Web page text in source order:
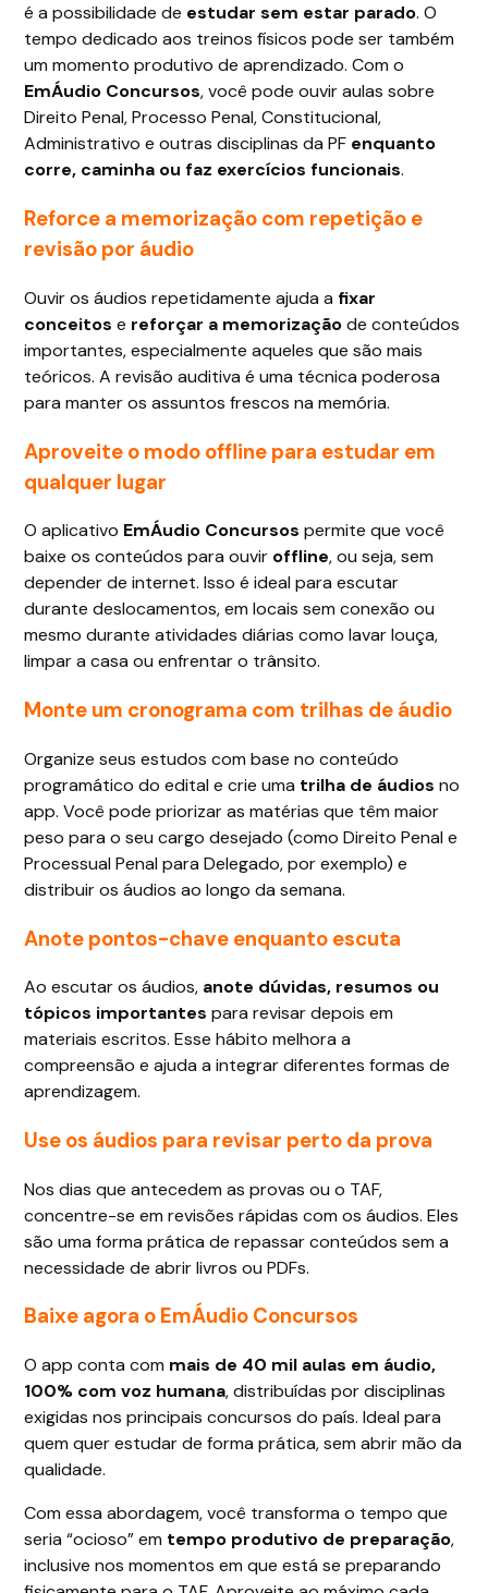
é a possibilidade de estudar sem estar parado. O
tempo dedicado aos treinos físicos pode ser também
um momento produtivo de aprendizado. Com o
EmÁudio Concursos, você pode ouvir aulas sobre
Direito Penal, Processo Penal, Constitucional,
Administrativo e outras disciplinas da PF enquanto
corre, caminha ou faz exercícios funcionais.
Reforce a memorização com repetição e
revisão por áudio
Ouvir os áudios repetidamente ajuda a fixar
conceitos e reforçar a memorizaçãode conteúdos
importantes, especialmente aqueles que são mais
teóricos. A revisão auditiva é uma técnica poderosa
para manter os assuntos frescos na memória.
Aproveite o modo offline para estudar em
qualquer lugar
O aplicativo EmÁudio Concursos permite que você
baixe os conteúdos para ouvir offline, ou seja, sem
depender de internet. Isso é ideal para escutar
durante deslocamentos, em locais sem conexão ou
mesmo durante atividades diárias como lavar louça,
limpar a casa ou enfrentar o trânsito.
Monte um cronograma com trilhas de áudio
Organize seus estudos com base no conteúdo
programático do edital e crie uma trilha de áudios no
app. Você pode priorizar as matérias que têm maior
peso para o seu cargo desejado (como Direito Penal e
Processual Penal para Delegado, por exemplo) e
distribuir os áudios ao longo da semana.
Anote pontos-chave enquanto escuta
Ao escutar os áudios, anote dúvidas, resumos ou
tópicos importantes para revisar depois em
materiais escritos. Esse hábito melhora a
compreensão e ajuda a integrar diferentes formas de
aprendizagem.
Use os áudios para revisar perto da prova
Nos dias que antecedem as provas ou o TAF,
concentre-se em revisões rápidas com os áudios. Eles
são uma forma prática de repassar conteúdos sem a
necessidade de abrir livros ou PDFs.
Baixe agora o EmÁudio Concursos
O app conta com mais de 40 mil aulas em áudio,
100% com voz humana, distribuídas por disciplinas
exigidas nos principais concursos do país. Ideal para
quem quer estudar de forma prática, sem abrir mão da
qualidade.
Com essa abordagem, você transforma o tempo que
seria “ocioso” em tempo produtivo de preparação,
inclusive nos momentos em que está se preparando